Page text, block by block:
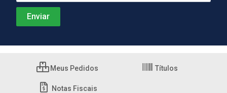
Meus Pedidos Títulos
Notas Fiscais